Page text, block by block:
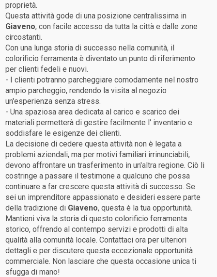
proprietà.
Questa attività gode di una posizione centralissima in
Giaveno, con facile accesso da tutta la città e dalle zone
circostanti.
Con una lunga storia di successo nella comunità, il
colorificio ferramenta è diventato un punto di riferimento
per clienti fedeli e nuovi.
- I clienti potranno parcheggiare comodamente nel nostro
ampio parcheggio, rendendo la visita al negozio
un'esperienza senza stress.
- Una spaziosa area dedicata al carico e scarico dei
materiali permetterà di gestire facilmente l' inventario e
soddisfare le esigenze dei clienti.
La decisione di cedere questa attività non è legata a
problemi aziendali, ma per motivi familiari irrinunciabili,
devono affrontare un trasferimento in un'altra regione. Ciò li
costringe a passare il testimone a qualcuno che possa
continuare a far crescere questa attività di successo. Se
sei un imprenditore appassionato e desideri essere parte
della tradizione di Giaveno, questa è la tua opportunità.
Mantieni viva la storia di questo colorificio ferramenta
storico, offrendo al contempo servizi e prodotti di alta
qualità alla comunità locale. Contattaci ora per ulteriori
dettagli e per discutere questa eccezionale opportunità
commerciale. Non lasciare che questa occasione unica ti
sfugga di mano!